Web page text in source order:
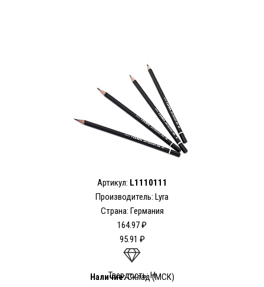
Артикул: L1110111
Производитель: Lyra
Страна: Германия
164.97 ₽
95.91 ₽
Твердость: H
Наличие:Склад (МСК)